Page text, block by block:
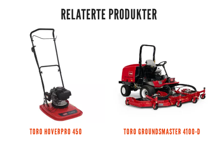
RELATERTE PRODUKTER
TORO HOVERPRO 450 TORO GROUNDSMASTER 4100-D